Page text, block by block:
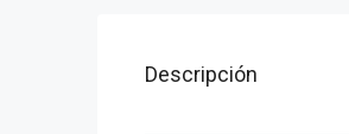
Descripción